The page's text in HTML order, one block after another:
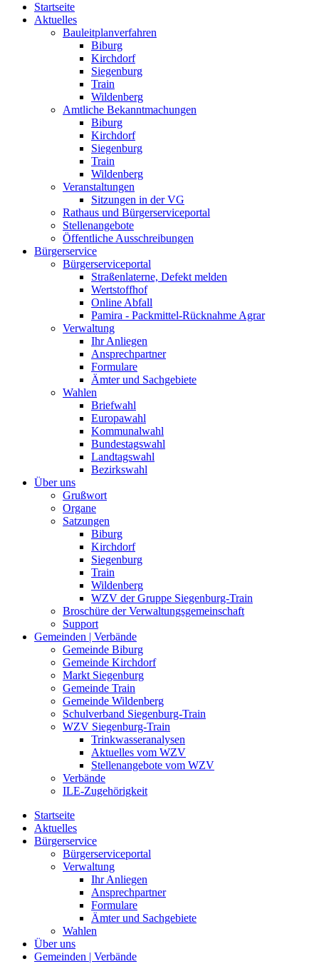
Startseite
Aktuelles
Bauleitplanverfahren
Biburg
Kirchdorf
Siegenburg
Train
Wildenberg
Amtliche Bekanntmachungen
Biburg
Kirchdorf
Siegenburg
Train
Wildenberg
Veranstaltungen
Sitzungen in der VG
Rathaus und Bürgerserviceportal
Stellenangebote
Öffentliche Ausschreibungen
Bürgerservice
Bürgerserviceportal
Straßenlaterne, Defekt melden
Wertstoffhof
Online Abfall
Pamira - Packmittel-Rücknahme Agrar
Verwaltung
Ihr Anliegen
Ansprechpartner
Formulare
Ämter und Sachgebiete
Wahlen
Briefwahl
Europawahl
Kommunalwahl
Bundestagswahl
Landtagswahl
Bezirkswahl
Über uns
Grußwort
Organe
Satzungen
Biburg
Kirchdorf
Siegenburg
Train
Wildenberg
WZV der Gruppe Siegenburg-Train
Broschüre der Verwaltungsgemeinschaft
Support
Gemeinden | Verbände
Gemeinde Biburg
Gemeinde Kirchdorf
Markt Siegenburg
Gemeinde Train
Gemeinde Wildenberg
Schulverband Siegenburg-Train
WZV Siegenburg-Train
Trinkwasseranalysen
Aktuelles vom WZV
Stellenangebote vom WZV
Verbände
ILE-Zugehörigkeit
Startseite
Aktuelles
Bürgerservice
Bürgerserviceportal
Verwaltung
Ihr Anliegen
Ansprechpartner
Formulare
Ämter und Sachgebiete
Wahlen
Über uns
Gemeinden | Verbände